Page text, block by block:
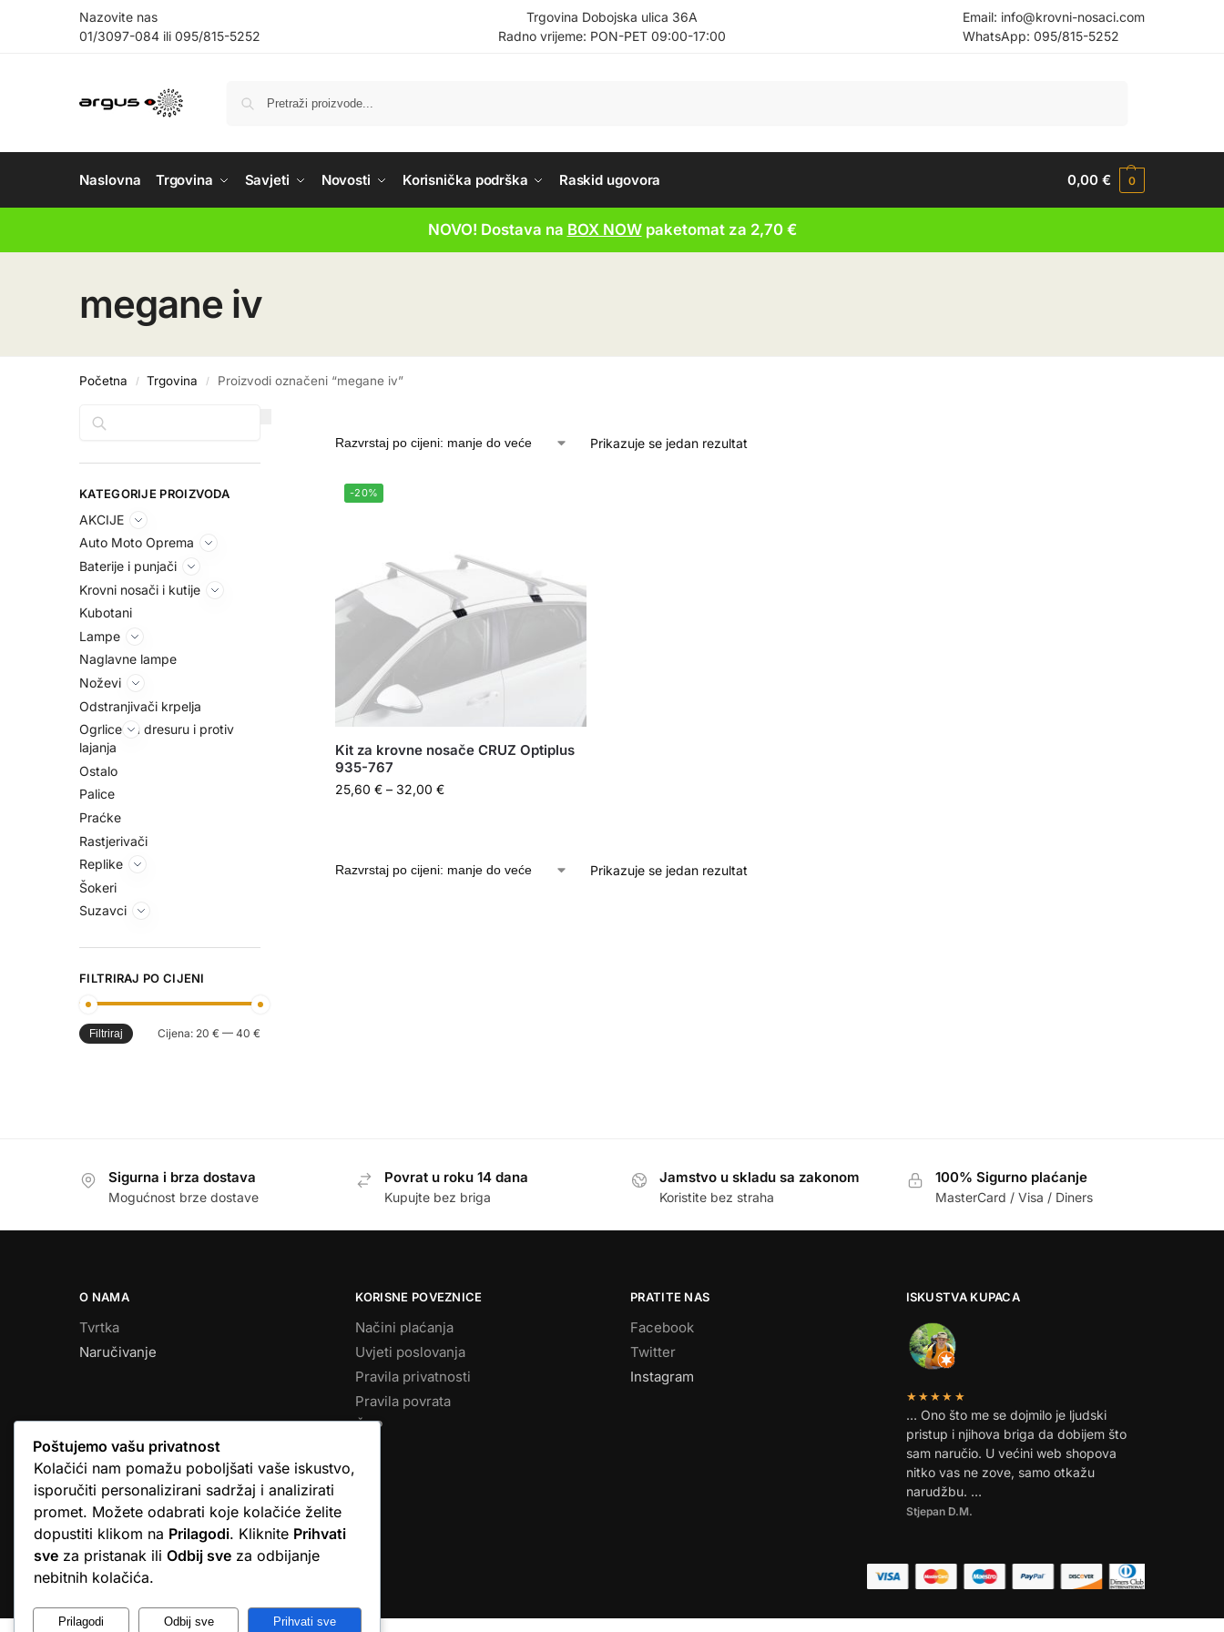
Nazovite nas
01/3097-084 ili 095/815-5252
Trgovina Dobojska ulica 36A
Radno vrijeme: PON-PET 09:00-17:00
Email: info@krovni-nosaci.com
WhatsApp: 095/815-5252
Naslovna Trgovina Savjeti Novosti Korisnička podrška Raskid ugovora 0,00€ 0
NOVO! Dostava na BOX NOWpaketomat za 2,70 €
megane iv
Početna / Trgovina / Proizvodi označeni “megane iv”
Prikazuje se jedan rezultat
-20%
Kit za krovne nosače CRUZ Optiplus
935-767
25,60 € – 32,00 €
Prikazuje se jedan rezultat
KATEGORIJE PROIZVODA
AKCIJE
Auto Moto Oprema
Baterije i punjači
Krovni nosači i kutije
Kubotani
Lampe
Naglavne lampe
Noževi
Odstranjivači krpelja
Ogrlice za dresuru i protiv
lajanja
Ostalo
Palice
Praćke
Rastjerivači
Replike
Šokeri
Suzavci
FILTRIRAJ PO CIJENI
Filtriraj Cijena: 20 € — 40 €
Sigurna i brza dostava
Mogućnost brze dostave
Povrat u roku 14 dana
Kupujte bez briga
Jamstvo u skladu sa zakonom
Koristite bez straha
100% Sigurno plaćanje
MasterCard / Visa / Diners
O NAMA
Tvrtka
Naručivanje
KORISNE POVEZNICE
Načini plaćanja
Uvjeti poslovanja
Pravila privatnosti
Pravila povrata
ČPP
PRATITE NAS
Facebook
Twitter
Instagram
ISKUSTVA KUPACA
★★★★★
… Ono što me se dojmilo je ljudski
pristup i njihova briga da dobijem što
sam naručio. U većini web shopova
nitko vas ne zove, samo otkažu
narudžbu. …
Stjepan D.M.
© Argus elektronika d.o.o.
Poštujemo vašu privatnost
Kolačići nam pomažu poboljšati vaše iskustvo,
isporučiti personalizirani sadržaj i analizirati
promet. Možete odabrati koje kolačiće želite
dopustiti klikom na Prilagodi. Kliknite Prihvati
sve za pristanak ili Odbij sve za odbijanje
nebitnih kolačića.
Prilagodi Odbij sve Prihvati sve